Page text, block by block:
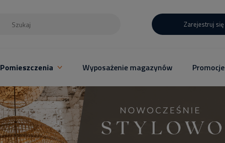
Zarejestruj się
Pomieszczenia Wyposażenie magazynów Promocje